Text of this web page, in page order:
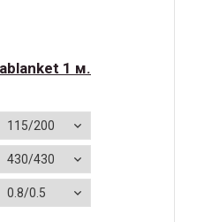
1 м.